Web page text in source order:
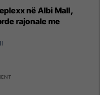
në Albi Mall,
rajonale me